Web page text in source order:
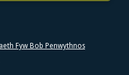
Fyw Bob Penwythnos